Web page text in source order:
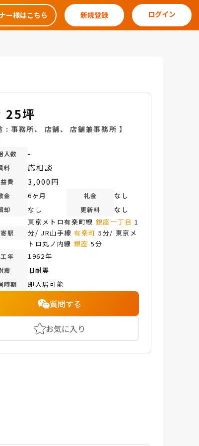
ー様はこちら 新規登録 ログイン
25坪
:事務所、 店舗、 店舗兼事務所 】
人数 -
料 応相談
費 3,000円
金 6ヶ月 礼金 なし
却 なし 更新料 なし
駅
東京メトロ有楽町線 銀座一丁目 1
分/ JR山手線有楽町 5分/ 東京メ
トロ丸ノ内線 銀座 5分
年 1962年
震 旧耐震
時期 即入居可能
質問する
お気に入り